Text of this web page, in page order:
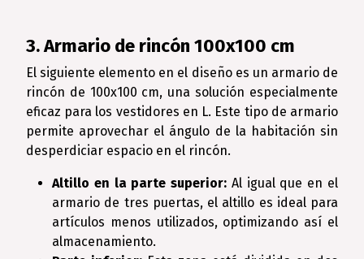
3. Armario de rincón 100x100 cm
El siguiente elemento en el diseño es un armario de
rincón de 100x100 cm, una solución especialmente
eficaz para los vestidores en L. Este tipo de armario
permite aprovechar el ángulo de la habitación sin
desperdiciar espacio en el rincón.
Altillo en la parte superior: Al igual que en el
armario de tres puertas, el altillo es ideal para
artículos menos utilizados, optimizando así el
almacenamiento.